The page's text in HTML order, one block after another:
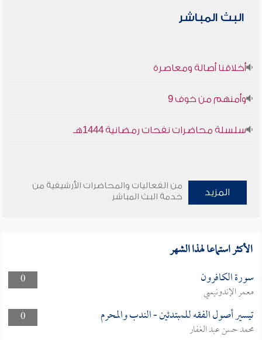
البث المباشر
أخلاقنا أصالة ومعاصرة
وأمنهم من خوف 9
سلسلة محاضرات نفحات رمضانية 1444هـ
المزيد
من الفعاليات والمحاضرات الأرشيفية من
خدمة البث المباشر
الأكثر استماعا لهذا الشهر
0 سورة الكافرون
معمر الإندونيسي
0
تيسير أصول الفقه للمبتدئين - الندب والمحرم
محمد حسن عبد الغفار